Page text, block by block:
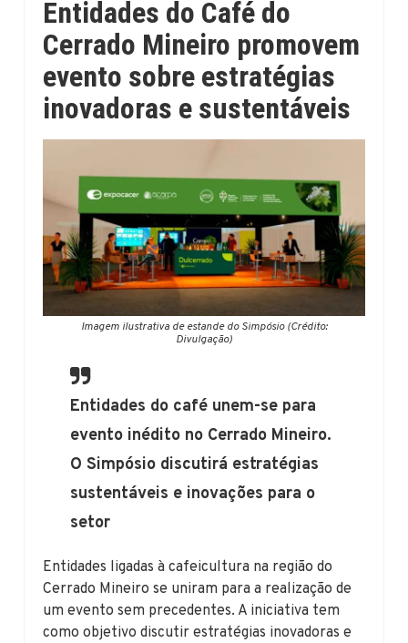
Entidades do Café do
Cerrado Mineiro promovem
evento sobre estratégias
inovadoras e sustentáveis
Imagem ilustrativa de estande do Simpósio (Crédito:
Divulgação)
Entidades do café unem-se para
evento inédito no Cerrado Mineiro.
O Simpósio discutirá estratégias
sustentáveis e inovações para o
setor
Entidades ligadas à cafeicultura na região do
Cerrado Mineiro se uniram para a realização de
um evento sem precedentes. A iniciativa tem
como objetivo discutir estratégias inovadoras e